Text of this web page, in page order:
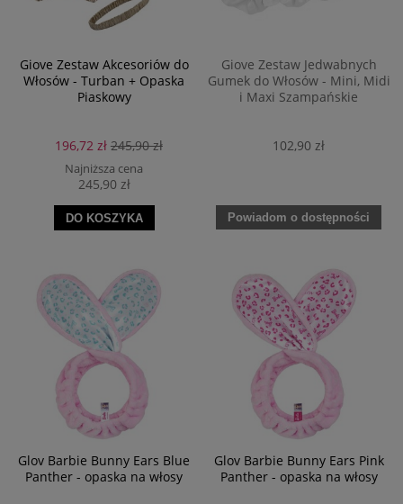
Giove Zestaw Akcesoriów do
Włosów - Turban + Opaska
Piaskowy
196,72 zł 245,90 zł
Najniższa cena
245,90 zł
DO KOSZYKA
Giove Zestaw Jedwabnych
Gumek do Włosów - Mini, Midi
i Maxi Szampańskie
102,90 zł
Powiadom o dostępności
Glov Barbie Bunny Ears Blue
Panther - opaska na włosy
Glov Barbie Bunny Ears Pink
Panther - opaska na włosy